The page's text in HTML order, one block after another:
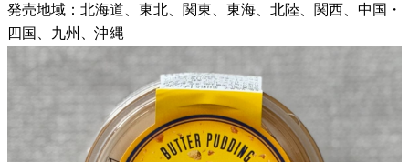
発売地域：北海道、東北、関東、東海、北陸、関西、中国・
四国、九州、沖縄